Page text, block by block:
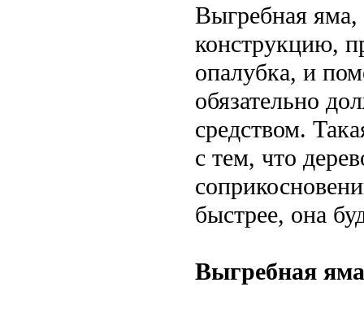
Выгребная яма,
конструкцию,
опалубка, и
обязательно
средством.
с тем, что
быстрее, она
Выгребная